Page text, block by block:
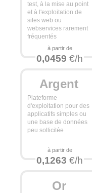
test, à la mise au point
et à l'exploitation de
sites web ou
webservices rarement
fréquentés
à partir de
0,0459€/h
Argent
Plateforme
d'exploitation pour des
applicatifs simples ou
une base de données
peu sollicitée
à partir de
0,1263€/h
Or